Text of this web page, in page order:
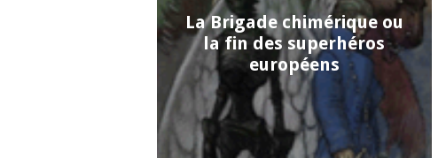
La Brigade chimérique ou
la fin des superhéros
européens